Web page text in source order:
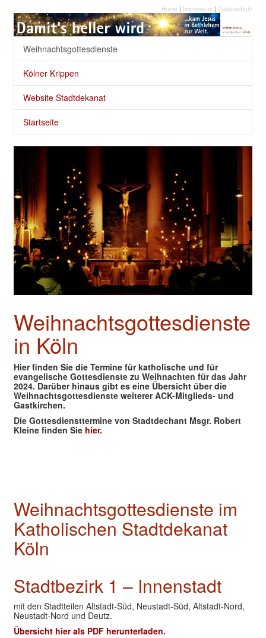
Home | Impressum | Datenschutz
Weihnachtsgottesdienste
Kölner Krippen
Website Stadtdekanat
Startseite
Weihnachtsgottesdienste
in Köln
Hier finden Sie die Termine für katholische und für
evangelische Gottesdienste zu Weihnachten für das Jahr
2024. Darüber hinaus gibt es eine Übersicht über die
Weihnachtsgottesdienste weiterer ACK-Mitglieds- und
Gastkirchen.
Die Gottesdiensttermine von Stadtdechant Msgr. Robert
Kleine finden Sie hier.
Weihnachtsgottesdienste im
Katholischen Stadtdekanat
Köln
Stadtbezirk 1 – Innenstadt
mit den Stadtteilen Altstadt-Süd, Neustadt-Süd, Altstadt-Nord,
Neustadt-Nord und Deutz.
Übersicht hier als PDF herunterladen.